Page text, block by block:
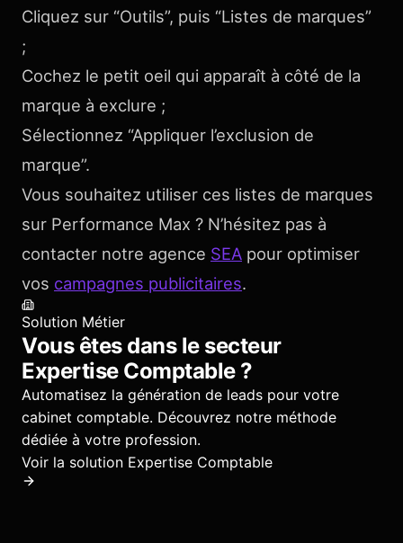
Cliquez sur “Outils”, puis “Listes de marques”
;
Cochez le petit oeil qui apparaît à côté de la
marque à exclure ;
Sélectionnez “Appliquer l’exclusion de
marque”.
Vous souhaitez utiliser ces listes de marques
sur Performance Max ? N’hésitez pas à
contacter notre agence SEA pour optimiser
vos campagnes publicitaires.
Solution Métier
Vous êtes dans le secteur
Expertise Comptable?
Automatisez la génération de leads pour votre
cabinet comptable. Découvrez notre méthode
dédiée à votre profession.
Voir la solution Expertise Comptable